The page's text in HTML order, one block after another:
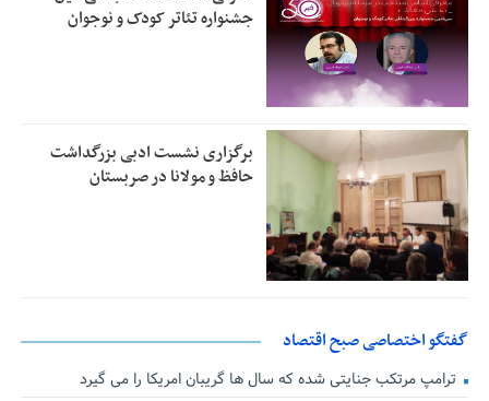
جشنواره تئاتر کودک و نوجوان
برگزاری نشست ادبی بزرگداشت
حافظ و مولانا در صربستان
گفتگو اختصاصی صبح اقتصاد
ترامپ مرتکب جنایتی شده که سال ها گریبان امریکا را می گیرد